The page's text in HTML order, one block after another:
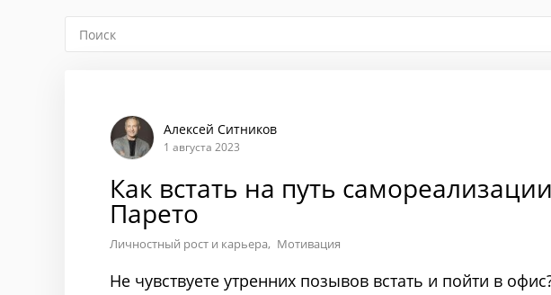
Алексей Ситников
1 августа 2023
Как встать на путь
Парето
Личностный рост и карьера Мотивация
Не чувствуете утренних позывов встать и пойти в